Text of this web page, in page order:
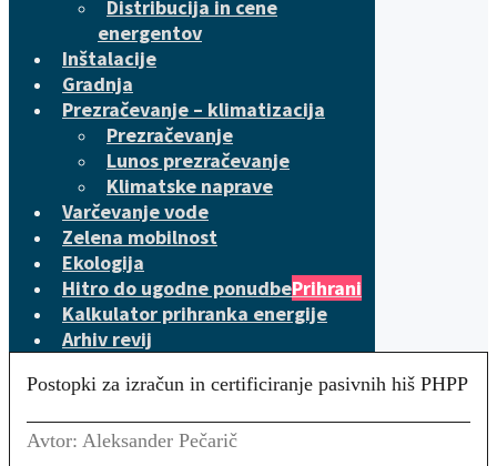
Distribucija in cene
energentov
Inštalacije
Gradnja
Prezračevanje – klimatizacija
Prezračevanje
Lunos prezračevanje
Klimatske naprave
Varčevanje vode
Zelena mobilnost
Ekologija
Hitro do ugodne ponudbePrihrani
Kalkulator prihranka energije
Arhiv revij
Postopki za izračun in certificiranje pasivnih hiš PHPP
Avtor: Aleksander Pečarič